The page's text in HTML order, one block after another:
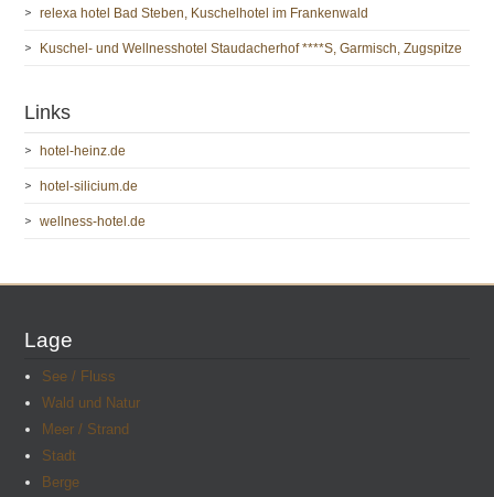
relexa hotel Bad Steben, Kuschelhotel im Frankenwald
Kuschel- und Wellnesshotel Staudacherhof ****S, Garmisch, Zugspitze
Links
hotel-heinz.de
hotel-silicium.de
wellness-hotel.de
Lage
See / Fluss
Wald und Natur
Meer / Strand
Stadt
Berge